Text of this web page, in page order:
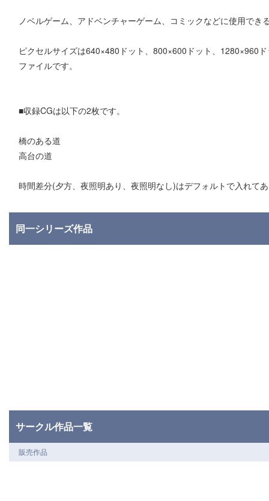
ノベルゲーム、アドベンチャーゲーム、コミックなどに使用でき
ピクセルサイズは640×480ドット、800×600ドット、1280×960
ファイルです。
■収録CGは以下の2枚です。
橋のある道
高台の道
時間差分(夕方、夜照明あり、夜照明なし)はデフォルトで入れて
同一シリーズ作品
サークル作品一覧
販売作品